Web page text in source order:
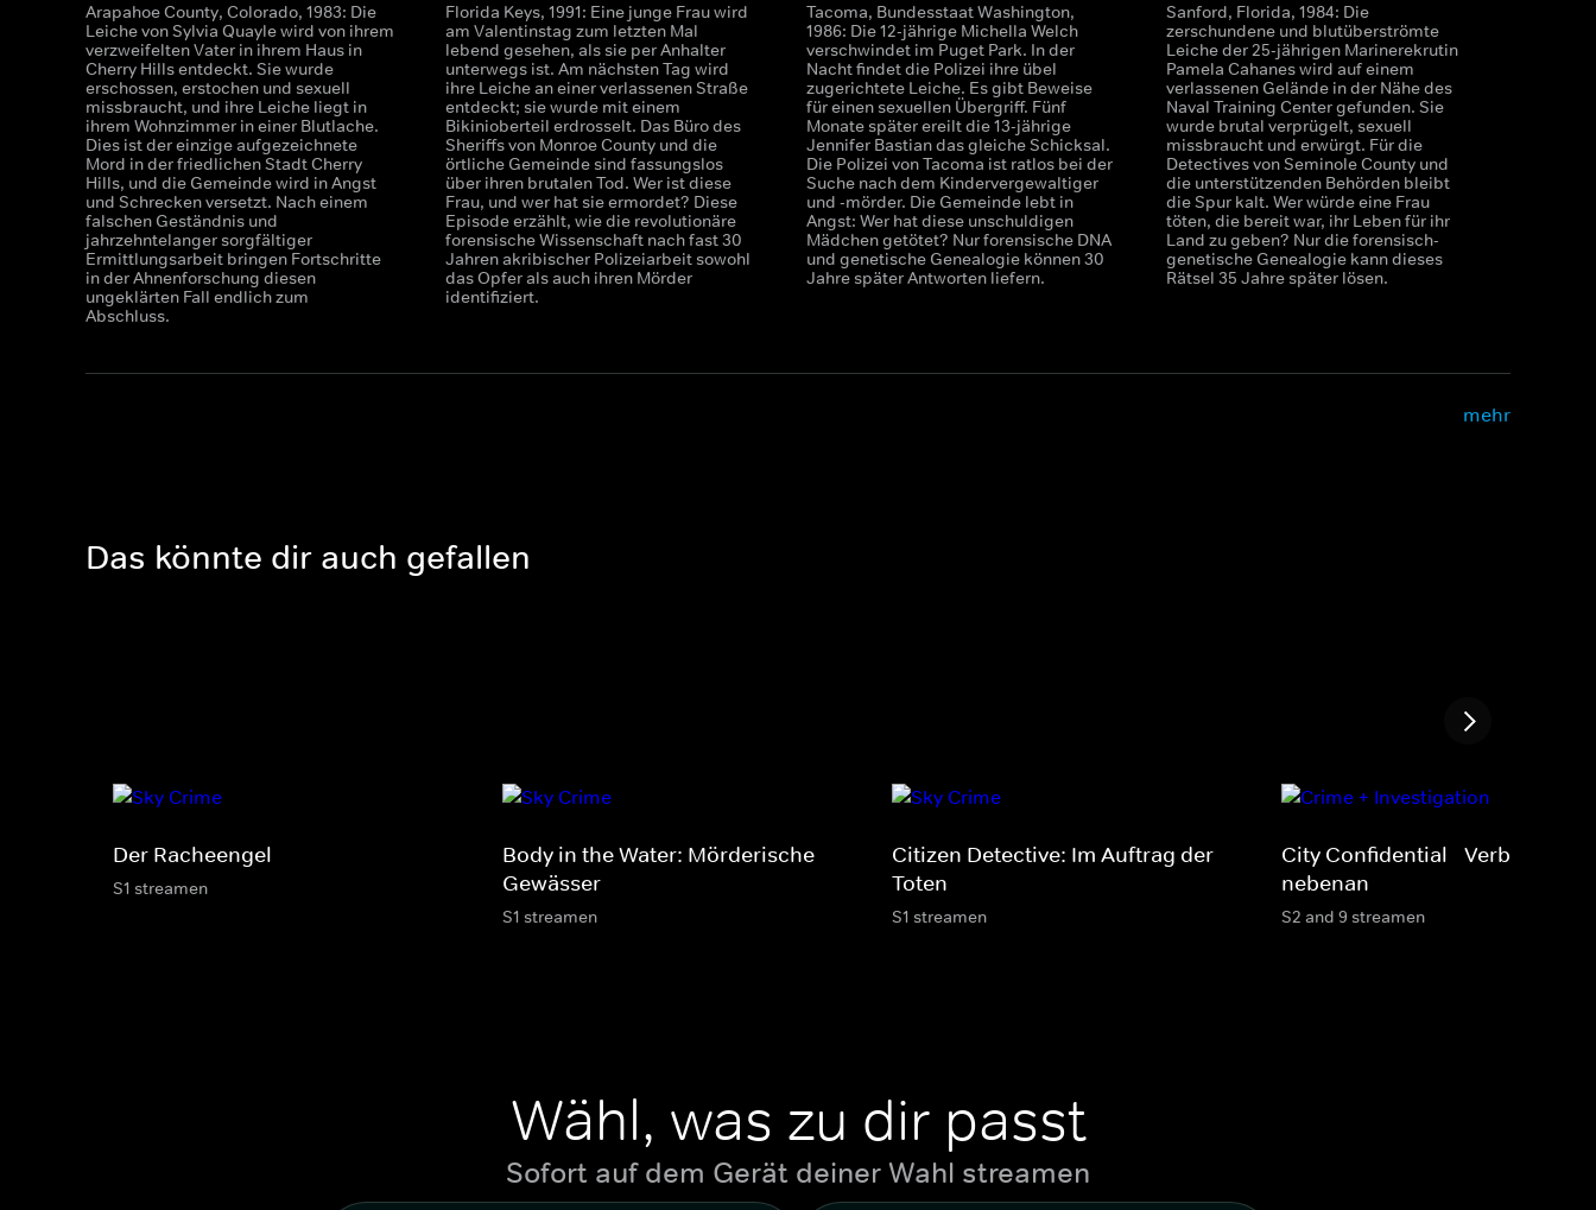
Arapahoe County, Colorado, 1983: Die
Leiche von Sylvia Quayle wird von ihrem
verzweifelten Vater in ihrem Haus in
Cherry Hills entdeckt. Sie wurde
erschossen, erstochen und sexuell
missbraucht, und ihre Leiche liegt in
ihrem Wohnzimmer in einer Blutlache.
Dies ist der einzige aufgezeichnete
Mord in der friedlichen Stadt Cherry
Hills, und die Gemeinde wird in Angst
und Schrecken versetzt. Nach einem
falschen Geständnis und
jahrzehntelanger sorgfältiger
Ermittlungsarbeit bringen Fortschritte
in der Ahnenforschung diesen
ungeklärten Fall endlich zum
Abschluss.
Florida Keys, 1991: Eine junge Frau wird
am Valentinstag zum letzten Mal
lebend gesehen, als sie per Anhalter
unterwegs ist. Am nächsten Tag wird
ihre Leiche an einer verlassenen Straße
entdeckt; sie wurde mit einem
Bikinioberteil erdrosselt. Das Büro des
Sheriffs von Monroe County und die
örtliche Gemeinde sind fassungslos
über ihren brutalen Tod. Wer ist diese
Frau, und wer hat sie ermordet? Diese
Episode erzählt, wie die revolutionäre
forensische Wissenschaft nach fast 30
Jahren akribischer Polizeiarbeit sowohl
das Opfer als auch ihren Mörder
identifiziert.
Tacoma, Bundesstaat Washington,
1986: Die 12-jährige Michella Welch
verschwindet im Puget Park. In der
Nacht findet die Polizei ihre übel
zugerichtete Leiche. Es gibt Beweise
für einen sexuellen Übergriff. Fünf
Monate später ereilt die 13-jährige
Jennifer Bastian das gleiche Schicksal.
Die Polizei von Tacoma ist ratlos bei der
Suche nach dem Kindervergewaltiger
und -mörder. Die Gemeinde lebt in
Angst: Wer hat diese unschuldigen
Mädchen getötet? Nur forensische DNA
und genetische Genealogie können 30
Jahre später Antworten liefern.
Sanford, Florida, 1984: Die
zerschundene und blutüberströmte
Leiche der 25-jährigen Marinerekrutin
Pamela Cahanes wird auf einem
verlassenen Gelände in der Nähe des
Naval Training Center gefunden. Sie
wurde brutal verprügelt, sexuell
missbraucht und erwürgt. Für die
Detectives von Seminole County und
die unterstützenden Behörden bleibt
die Spur kalt. Wer würde eine Frau
töten, die bereit war, ihr Leben für ihr
Land zu geben? Nur die forensisch-
genetische Genealogie kann dieses
Rätsel 35 Jahre später lösen.
mehr
Das könnte dir auch gefallen
Der Racheengel
S1 streamen
Body in the Water: Mörderische
Gewässer
S1 streamen
Citizen Detective: Im Auftrag der
Toten
S1 streamen
City Confidential - Verbrechen
nebenan
S2 and 9 streamen
Wähl, was zu dir passt
Sofort auf dem Gerät deiner Wahl streamen